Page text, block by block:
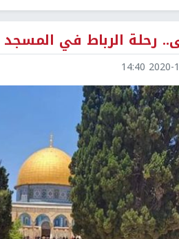
رحلة الرباط في المسجد
2020-10-